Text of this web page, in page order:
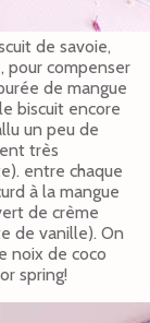
de savoie,
pour compenser
de mangue
biscuit encore
un peu de
très
entre chaque
à la mangue
de crème
de vanille). On
noix de coco
spring!